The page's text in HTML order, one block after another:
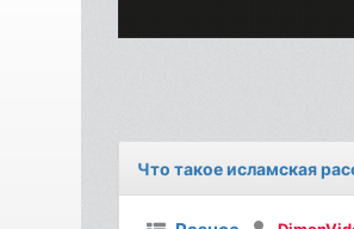
Что такое исламская